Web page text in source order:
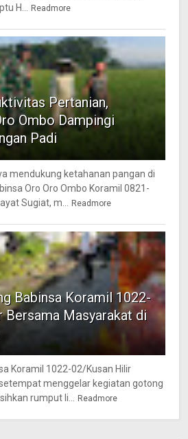
H...
Readmore
Pertanian,
Ombo Dampingi
Padi
mendukung ketahanan pangan di
Oro Oro Ombo Koramil 0821-
Sugiat, m...
Readmore
Babinsa Koramil 1022-
Bersama Masyarakat di
Koramil 1022-02/Kusan Hilir
menggelar kegiatan gotong
rumput li...
Readmore